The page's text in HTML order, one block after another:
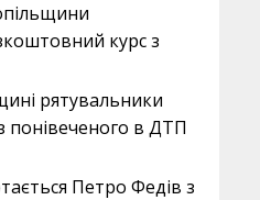
курс з
рятувальники
понівеченого в ДТП
Петро Федів з